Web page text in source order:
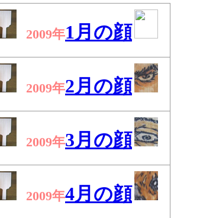
2009年1月の顔
2009年2月の顔
2009年3月の顔
2009年4月の顔